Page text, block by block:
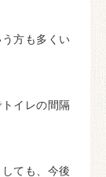
方も多くい
イレの間隔
ても、今後